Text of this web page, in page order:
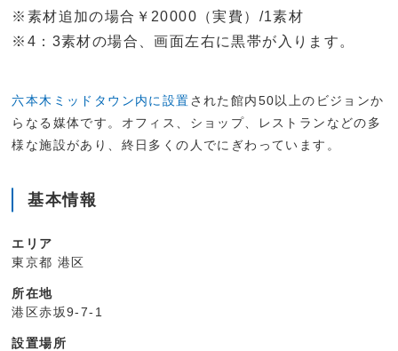
六本木ミッドタウン内に設置された館内50以上のビジョンか
らなる媒体です。オフィス、ショップ、レストランなどの多
様な施設があり、終日多くの人でにぎわっています。
基本情報
エリア
東京都 港区
所在地
港区赤坂9-7-1
設置場所
※素材追加の場合￥20000（実費）/1素材
※4：3素材の場合、画面左右に黒帯が入ります。